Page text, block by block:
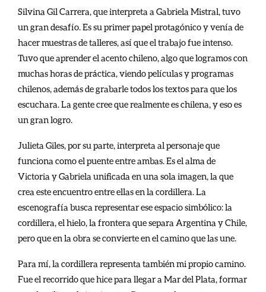
Silvina Gil Carrera, que interpreta a Gabriela Mistral, tuvo
un gran desafío. Es su primer papel protagónico y venía de
hacer muestras de talleres, así que el trabajo fue intenso.
Tuvo que aprender el acento chileno, algo que logramos con
muchas horas de práctica, viendo películas y programas
chilenos, además de grabarle todos los textos para que los
escuchara. La gente cree que realmente es chilena, y eso es
un gran logro.
Julieta Giles, por su parte, interpreta al personaje que
funciona como el puente entre ambas. Es el alma de
Victoria y Gabriela unificada en una sola imagen, la que
crea este encuentro entre ellas en la cordillera. La
escenografía busca representar ese espacio simbólico: la
cordillera, el hielo, la frontera que separa Argentina y Chile,
pero que en la obra se convierte en el camino que las une.
Para mí, la cordillera representa también mi propio camino.
Fue el recorrido que hice para llegar a Mar del Plata, formar